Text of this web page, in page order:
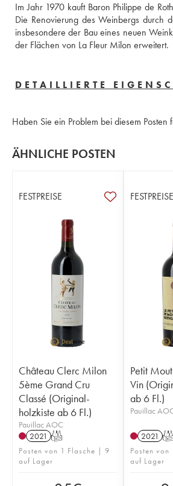
Im Jahr 1970 kauft Baron Philippe de
Die Renovierung des Weinbergs durch
insbesondere der Bau eines neuen
der Flächen von La Fleur Milon erweitert.
DETAILLIERTE
Haben Sie ein Problem bei diesem Posten
ÄHNLICHE POSTEN
FESTPREISE
Château Clerc Milon
5ème Grand Cru
Classé (Original-
holzkiste ab 6 Fl.)
Pauillac AOC
2021 T
Posten von 1 Flasche | 9
auf Lager
FESTPREISE
Petit
Vin
ab 6 Fl.)
Pauillac
2021 T
Posten
auf Lager